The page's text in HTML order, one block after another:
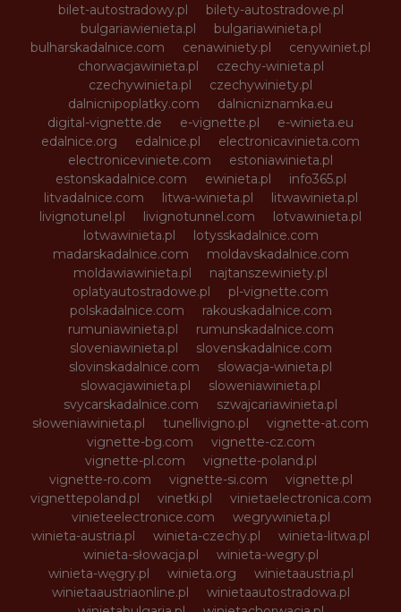
bilet-autostradowy.pl
bilety-autostradowe.pl
bulgariawienieta.pl
bulgariawinieta.pl
bulharskadalnice.com
cenawiniety.pl
cenywiniet.pl
chorwacjawinieta.pl
czechy-winieta.pl
czechywinieta.pl
czechywiniety.pl
dalnicnipoplatky.com
dalnicniznamka.eu
digital-vignette.de
e-vignette.pl
e-winieta.eu
edalnice.org
edalnice.pl
electronicavinieta.com
electroniceviniete.com
estoniawinieta.pl
estonskadalnice.com
ewinieta.pl
info365.pl
litvadalnice.com
litwa-winieta.pl
litwawinieta.pl
livignotunel.pl
livignotunnel.com
lotvawinieta.pl
lotwawinieta.pl
lotysskadalnice.com
madarskadalnice.com
moldavskadalnice.com
moldawiawinieta.pl
najtanszewiniety.pl
oplatyautostradowe.pl
pl-vignette.com
polskadalnice.com
rakouskadalnice.com
rumuniawinieta.pl
rumunskadalnice.com
sloveniawinieta.pl
slovenskadalnice.com
slovinskadalnice.com
slowacja-winieta.pl
slowacjawinieta.pl
sloweniawinieta.pl
svycarskadalnice.com
szwajcariawinieta.pl
słoweniawinieta.pl
tunellivigno.pl
vignette-at.com
vignette-bg.com
vignette-cz.com
vignette-pl.com
vignette-poland.pl
vignette-ro.com
vignette-si.com
vignette.pl
vignettepoland.pl
vinetki.pl
vinietaelectronica.com
vinieteelectronice.com
wegrywinieta.pl
winieta-austria.pl
winieta-czechy.pl
winieta-litwa.pl
winieta-słowacja.pl
winieta-wegry.pl
winieta-węgry.pl
winieta.org
winietaaustria.pl
winietaaustriaonline.pl
winietaautostradowa.pl